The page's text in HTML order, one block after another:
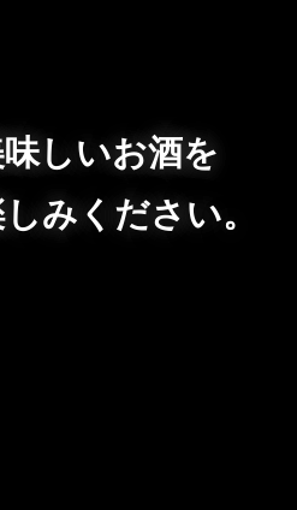
しいお酒を
みください。